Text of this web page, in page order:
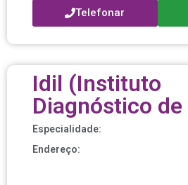
Telefonar
Idil (Instituto
Diagnóstico de
Especialidade:
Endereço: